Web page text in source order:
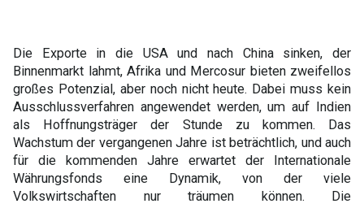
Die Exporte in die USA und nach China sinken, der
Binnenmarkt lahmt, Afrika und Mercosur bieten zweifellos
großes Potenzial, aber noch nicht heute. Dabei muss kein
Ausschlussverfahren angewendet werden, um auf Indien
als Hoffnungsträger der Stunde zu kommen. Das
Wachstum der vergangenen Jahre ist beträchtlich, und auch
für die kommenden Jahre erwartet der Internationale
Währungsfonds eine Dynamik, von der viele
Volkswirtschaften nur träumen können. Die